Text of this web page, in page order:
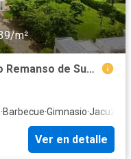
m²
Finca en Venta Nilo Condominio Remanso de Sumapaz
·Barbecue·Gimnasio·Jacuzzi
Ver en detalle